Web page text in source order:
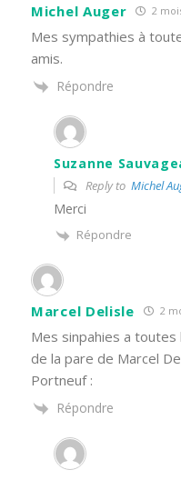
Michel Auger 2
Mes sympathies à
amis.
Répondre
Suzanne
Reply to Michel
Merci
Répondre
Marcel Delisle 2
Mes sinpahies a
de la pare de Marcel
Portneuf :
Répondre